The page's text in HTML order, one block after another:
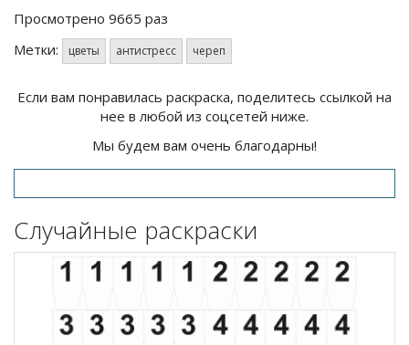
Просмотрено 9665 раз
Метки:
цветы антистресс череп
Если вам понравилась раскраска, поделитесь ссылкой на
нее в любой из соцсетей ниже.
Мы будем вам очень благодарны!
Случайные раскраски